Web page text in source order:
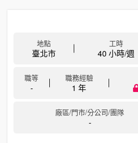
地點
臺北市
工時
40 小時/週
職等
-
職務經驗
1 年
廠區/門市/分公司/團隊
-